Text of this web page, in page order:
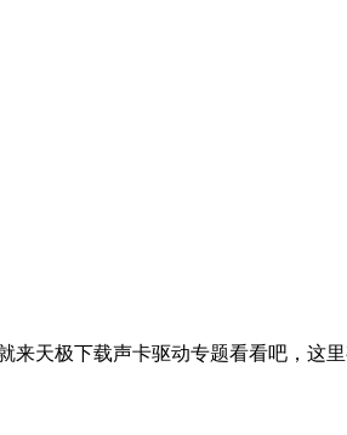
天极下载声卡驱动专题看看吧，